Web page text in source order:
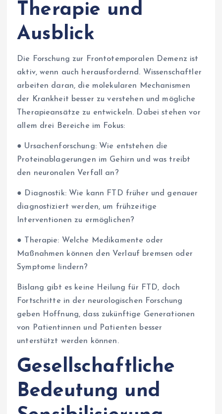
Therapie und
Ausblick
Die Forschung zur Frontotemporalen Demenz ist
aktiv, wenn auch herausfordernd. Wissenschaftler
arbeiten daran, die molekularen Mechanismen
der Krankheit besser zu verstehen und mögliche
Therapieansätze zu entwickeln. Dabei stehen vor
allem drei Bereiche im Fokus:
● Ursachenforschung: Wie entstehen die
Proteinablagerungen im Gehirn und was treibt
den neuronalen Verfall an?
● Diagnostik: Wie kann FTD früher und genauer
diagnostiziert werden, um frühzeitige
Interventionen zu ermöglichen?
● Therapie: Welche Medikamente oder
Maßnahmen können den Verlauf bremsen oder
Symptome lindern?
Bislang gibt es keine Heilung für FTD, doch
Fortschritte in der neurologischen Forschung
geben Hoffnung, dass zukünftige Generationen
von Patientinnen und Patienten besser
unterstützt werden können.
Gesellschaftliche
Bedeutung und